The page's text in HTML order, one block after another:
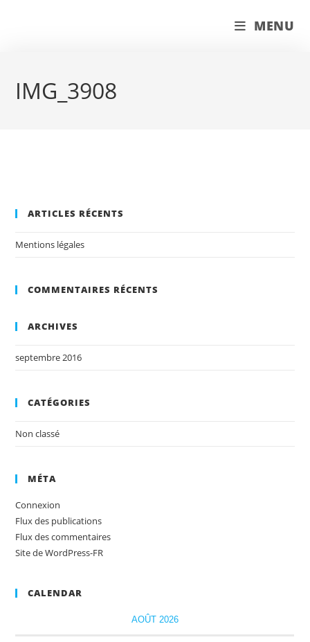
MENU
IMG_3908
ARTICLES RÉCENTS
Mentions légales
COMMENTAIRES RÉCENTS
ARCHIVES
septembre 2016
CATÉGORIES
Non classé
MÉTA
Connexion
Flux des publications
Flux des commentaires
Site de WordPress-FR
CALENDAR
AOÛT 2026